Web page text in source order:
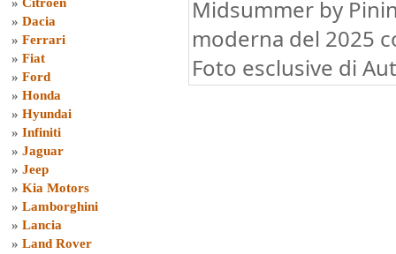
» Dacia
» Ferrari
» Fiat
» Ford
» Honda
» Hyundai
» Infiniti
» Jaguar
» Jeep
» Kia Motors
» Lamborghini
» Lancia
» Land Rover
Midsummer by
moderna del 2025
Foto esclusive di